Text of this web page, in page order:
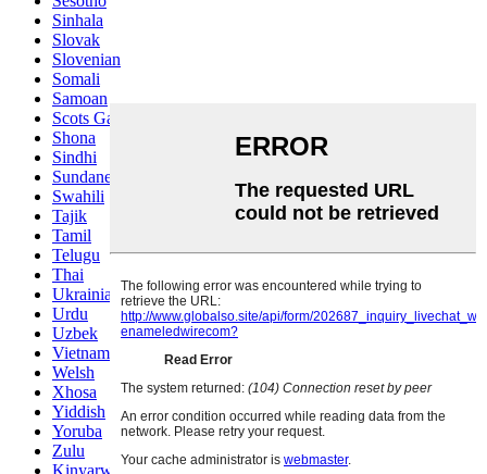
Sinhala
Slovak
Slovenian
Somali
Samoan
Scots Gaelic
Shona
Sindhi
Sundanese
Swahili
Tajik
Tamil
Telugu
Thai
Ukrainian
Urdu
Uzbek
Vietnamese
Welsh
Xhosa
Yiddish
Yoruba
Zulu